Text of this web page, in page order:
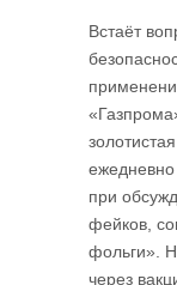
Встаёт
при
фейков,
фольги».
через